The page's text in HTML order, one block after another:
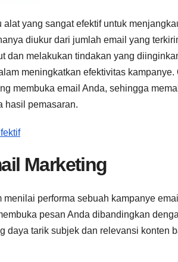
yang sangat efektif untuk
diukur dari jumlah email yang
dan melakukan tindakan yang
meningkatkan efektivitas kampanye.
membuka email Anda, sehingga
hasil pemasaran.
Marketing
performa sebuah kampanye email
pesan Anda dibandingkan
daya tarik subjek dan relevansi konten